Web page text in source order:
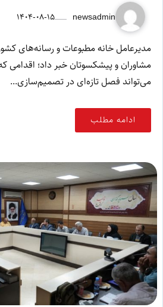
newsadmin ۱۴۰۴-۰۸-۱۵
مدیرعامل خانه مطبوعات و رسانه‌های
مشاوران و پیشکسوتان خبر داد؛ اقدامی
می‌تواند فصل تازه‌ای در تصمیم‌سازی...
ادامه مطلب